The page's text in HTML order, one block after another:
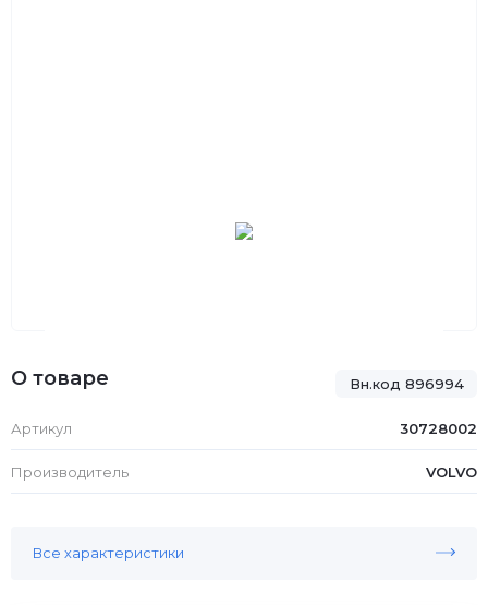
Вн.код 896994
О товаре
Артикул 30728002
Производитель VOLVO
Все характеристики